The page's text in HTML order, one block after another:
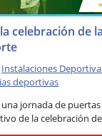
celebración de
Instalaciones
deportivas
jornada de
de la celebración